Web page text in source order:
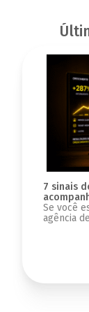
7 sinais
Se você
agência
Primeiro
perdeu
a
trazer